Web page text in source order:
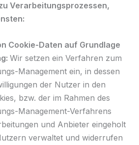
Verarbeitungsprozessen,
Cookie-Daten auf Grundlage
Wir setzen ein Verfahren zum
Management ein, in dessen
der Nutzer in den
bzw. der im Rahmen des
Management-Verfahrens
und Anbieter eingeholt
verwaltet und widerrufen